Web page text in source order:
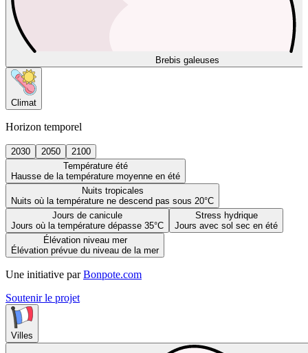
Brebis galeuses
Climat
Horizon temporel
2030 2050
2100
Température été
Hausse de la température moyenne en été
Nuits tropicales
Nuits où la température ne descend pas sous 20°C
Jours de canicule
Jours où la température dépasse 35°C
Stress hydrique
Jours avec sol sec en été
Élévation niveau mer
Élévation prévue du niveau de la mer
Une initiative par Bonpote.com
Soutenir le projet
Villes